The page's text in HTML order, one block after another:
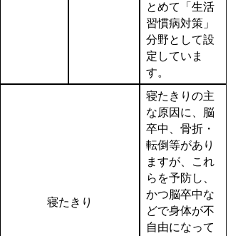
とめて「生活
習慣病対策」
分野として設
定していま
す。
寝たきり
寝たきりの主
な原因に、脳
卒中、骨折・
転倒等があり
ますが、これ
らを予防し、
かつ脳卒中な
どで身体が不
自由になって